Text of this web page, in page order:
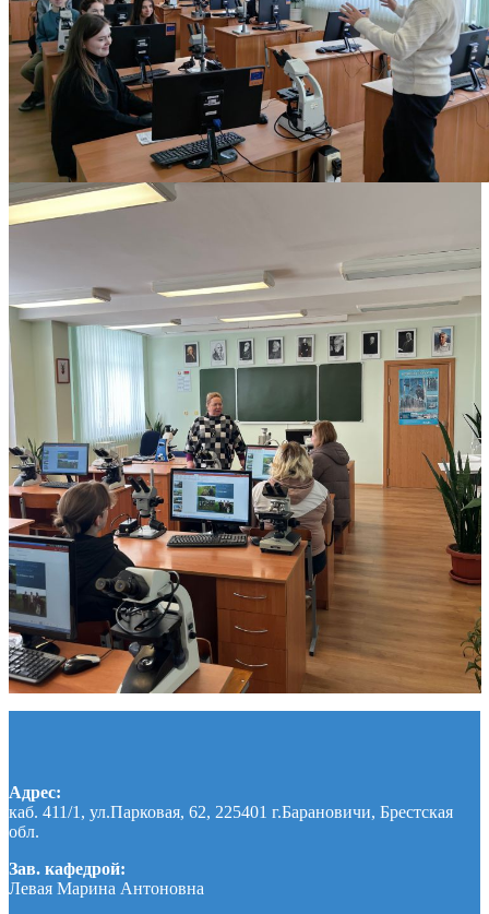
Адрес:
каб. 411/1, ул.Парковая, 62, 225401 г.Барановичи, Брестская
обл.
Зав. кафедрой:
Левая Марина Антоновна